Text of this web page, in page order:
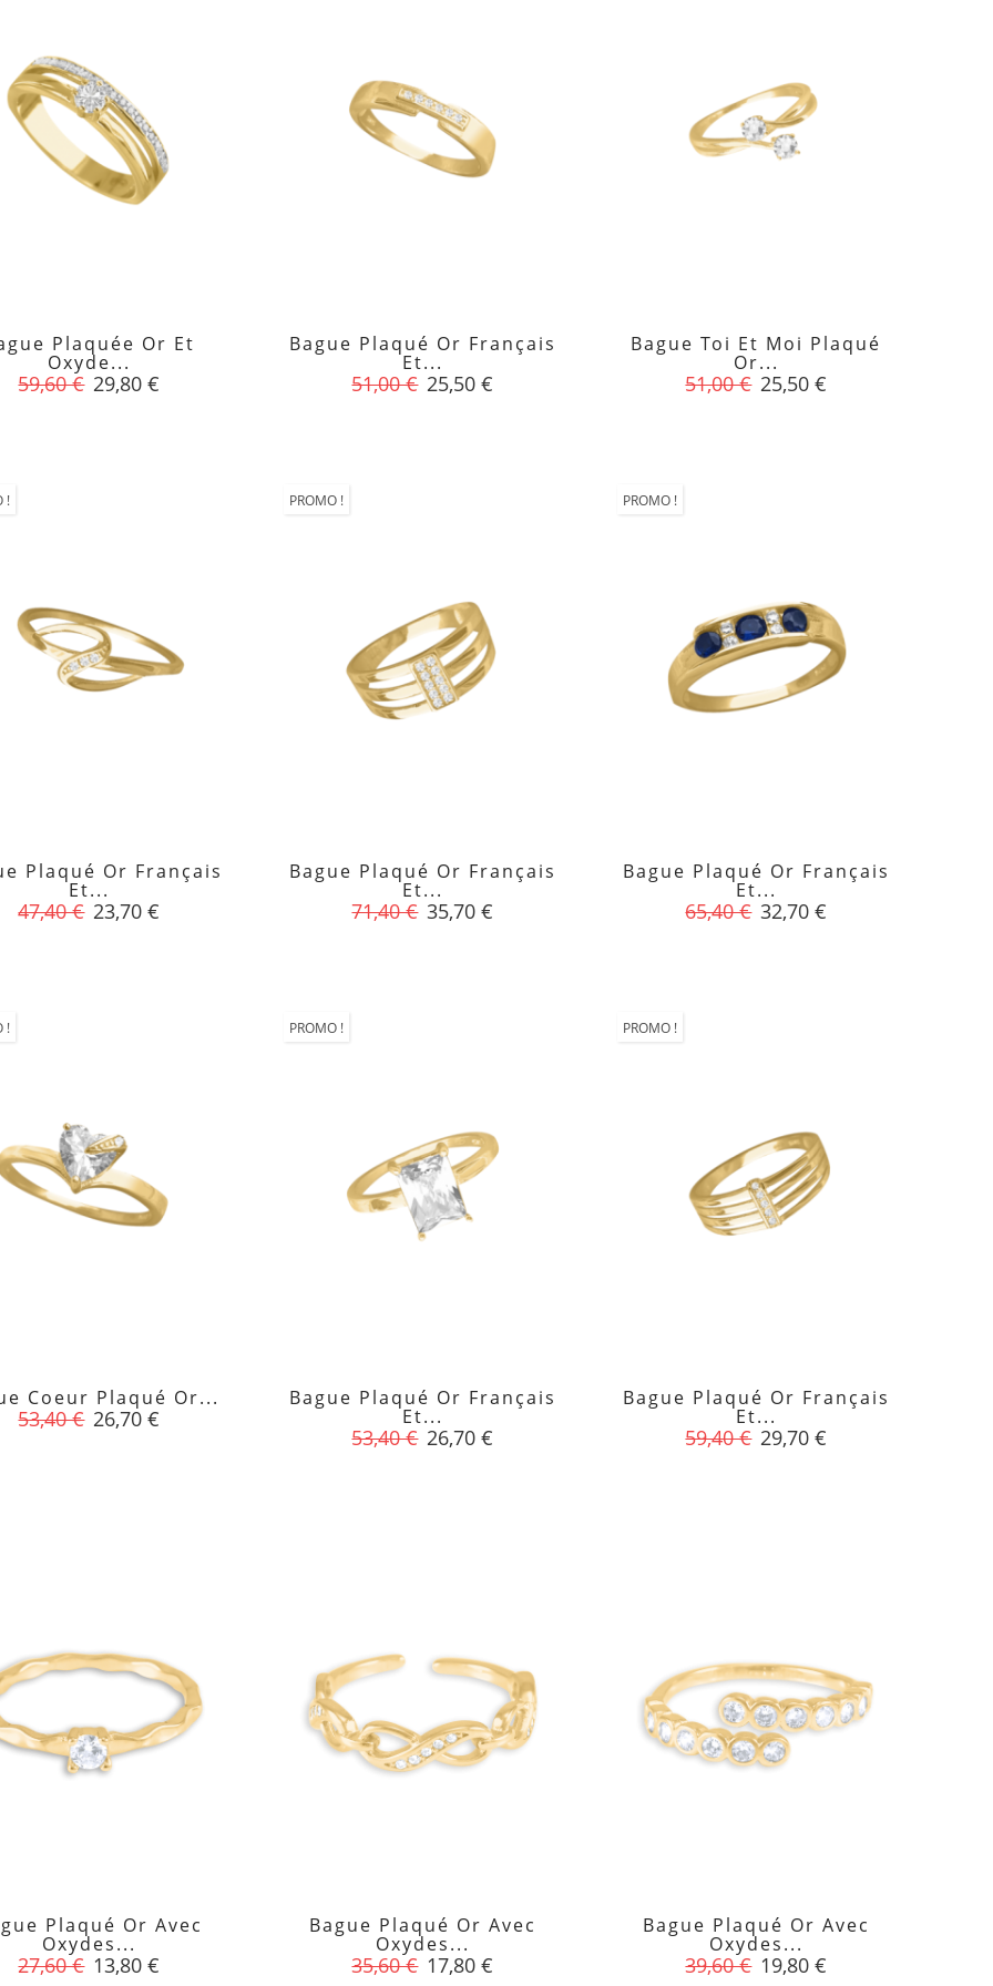
Plaquée Or Et
Oxyde...
Prix
59,60 € Prix
29,80 €
 Bague Plaqué Or Français
Et...
Prix
51,00 € Prix
25,50 €
 Bague Toi Et Moi Plaqué
Or...
Prix
51,00 € Prix
25,50 €

!
Plaqué Or Français
Et...
Prix
47,40 € Prix
23,70 €

PROMO !
Bague Plaqué Or Français
Et...
Prix
71,40 € Prix
35,70 €

PROMO !
Bague Plaqué Or Français
Et...
Prix
65,40 € Prix
32,70 €

!
Coeur Plaqué Or...
Prix
53,40 € Prix
26,70 €

PROMO !
Bague Plaqué Or Français
Et...
Prix
53,40 € Prix
26,70 €

PROMO !
Bague Plaqué Or Français
Et...
Prix
59,40 € Prix
29,70 €

Plaqué Or Avec
Oxydes...
Prix
27,60 € Prix
13,80 €
 Bague Plaqué Or Avec
Oxydes...
Prix
35,60 € Prix
17,80 €
 Bague Plaqué Or Avec
Oxydes...
Prix
39,60 € Prix
19,80 €
